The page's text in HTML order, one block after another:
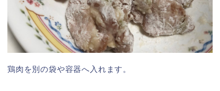
鶏肉を別の袋や容器へ入れます。